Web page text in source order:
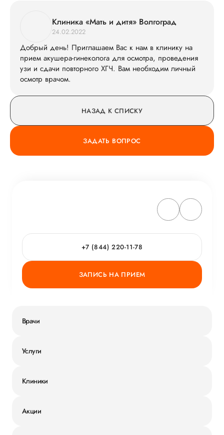
Клиника «Мать и дитя» Волгоград
24.02.2022
Добрый день! Приглашаем Вас к нам в клинику на
прием акушера-гинеколога для осмотра, проведения
узи и сдачи повторного ХГЧ. Вам необходим личный
осмотр врачом.
НАЗАД К СПИСКУ
ЗАДАТЬ ВОПРОС
+7 (844) 220-11-78
ЗАПИСЬ НА ПРИЕМ
Врачи
Услуги
Клиники
Акции